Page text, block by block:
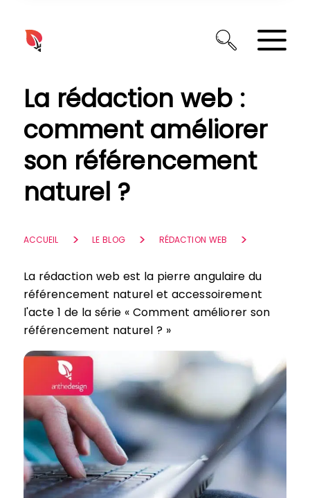
La rédaction web :
comment améliorer
son référencement
naturel ?
ACCUEIL LE BLOG RÉDACTION WEB
La rédaction web est la pierre angulaire du
référencement naturel et accessoirement
l'acte 1 de la série « Comment améliorer son
référencement naturel ? »